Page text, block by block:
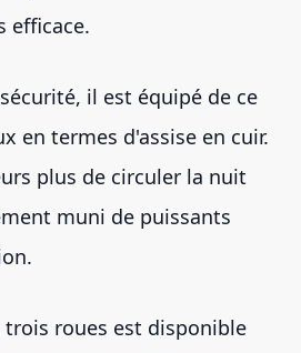
efficace.
il est équipé de ce
en termes d'assise en cuir.
plus de circuler la nuit
muni de puissants
trois roues est disponible